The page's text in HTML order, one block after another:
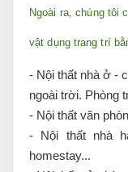
Ngoài ra, chúng tôi
vật dụng trang trí
- Nội thất nhà ở -
ngoài trời. Phòng
- Nội thất văn
- Nội thất nhà
homestay...